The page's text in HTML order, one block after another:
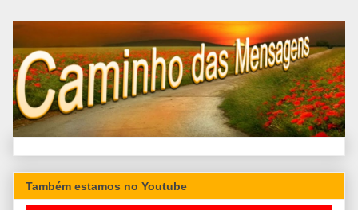
Também estamos no Youtube